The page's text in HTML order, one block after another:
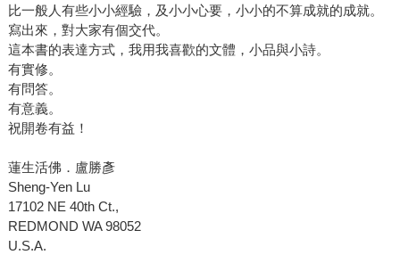
比一般人有些小小經驗，及小小心要，小小的不算成就的成就。
寫出來，對大家有個交代。
這本書的表達方式，我用我喜歡的文體，小品與小詩。
有實修。
有問答。
有意義。
祝開卷有益！
蓮生活佛．盧勝彥
Sheng-Yen Lu
17102 NE 40th Ct.,
REDMOND WA 98052
U.S.A.